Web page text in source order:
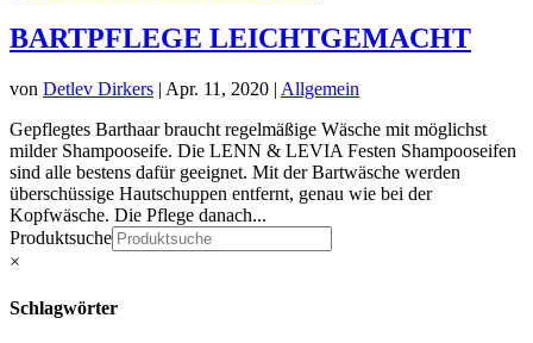
BARTPFLEGE LEICHTGEMACHT
von Detlev Dirkers | Apr. 11, 2020 | Allgemein
Gepflegtes Barthaar braucht regelmäßige Wäsche mit möglichst
milder Shampooseife. Die LENN & LEVIA Festen Shampooseifen
sind alle bestens dafür geeignet. Mit der Bartwäsche werden
überschüssige Hautschuppen entfernt, genau wie bei der
Kopfwäsche. Die Pflege danach...
Produktsuche
×
Schlagwörter